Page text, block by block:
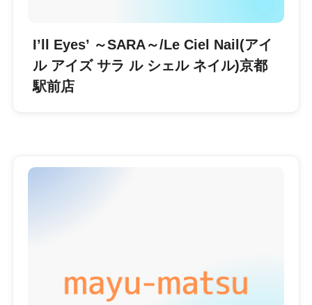
I’ll Eyes’ ～SARA～/Le Ciel Nail(アイ
ル アイズ サラ ル シェル ネイル)京都
駅前店